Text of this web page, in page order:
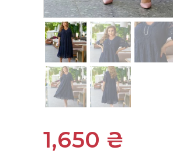
1,650 ₴